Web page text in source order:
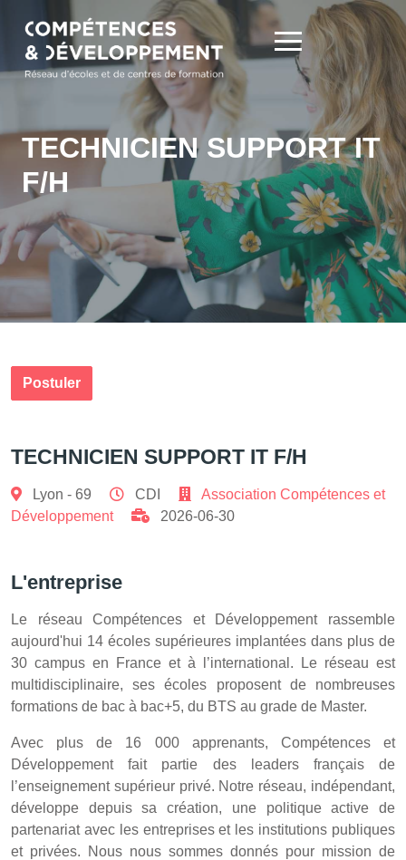
TECHNICIEN SUPPORT IT
F/H
TECHNICIEN SUPPORT IT F/H
Lyon - 69 CDI
Association Compétences et
Développement
2026-06-30
L'entreprise
Le réseau Compétences et Développement rassemble
aujourd'hui 14 écoles supérieures implantées dans plus de
30 campus en France et à l’international. Le réseau est
multidisciplinaire, ses écoles proposent de nombreuses
formations de bac à bac+5, du BTS au grade de Master.
Avec plus de 16 000 apprenants, Compétences et
Développement fait partie des leaders français de
l’enseignement supérieur privé. Notre réseau, indépendant,
développe depuis sa création, une politique active de
partenariat avec les entreprises et les institutions publiques
et privées. Nous nous sommes donnés pour mission de
Postuler